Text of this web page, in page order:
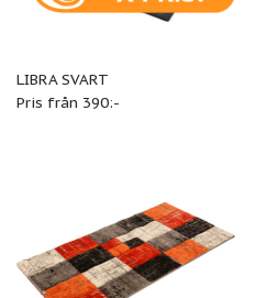
LIBRA SVART
Pris från 390:-